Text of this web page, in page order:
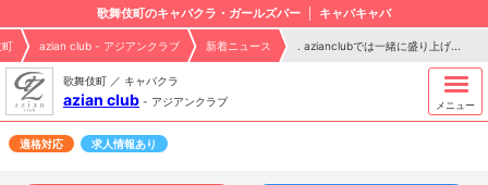
歌舞伎町のキャバクラ・ガールズバー キャバキャバ
町 azian club - アジアンクラブ 新着ニュース . azianclubでは一緒に盛り上げ...
歌舞伎町 ／ キャバクラ
azian club - アジアンクラブ メニュー
適格対応 求人情報あり